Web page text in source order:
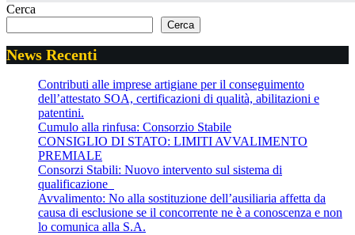
Cerca
Cerca
News Recenti
Contributi alle imprese artigiane per il conseguimento
dell’attestato SOA, certificazioni di qualità, abilitazioni e
patentini.
Cumulo alla rinfusa: Consorzio Stabile
CONSIGLIO DI STATO: LIMITI AVVALIMENTO
PREMIALE
Consorzi Stabili: Nuovo intervento sul sistema di
qualificazione
Avvalimento: No alla sostituzione dell’ausiliaria affetta da
causa di esclusione se il concorrente ne è a conoscenza e non
lo comunica alla S.A.